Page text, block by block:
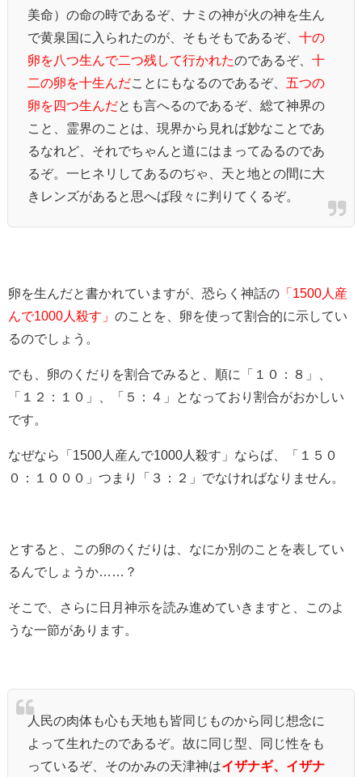
美命）の命の時であるぞ、ナミの神が火の神を生ん
で黄泉国に入られたのが、そもそもであるぞ、 十の
卵を八つ生んで二つ残して行かれたのであるぞ、 十
二の卵を十生んだ ことにもなるのであるぞ、 五つの
卵を四つ生んだとも言へるのであるぞ、総て神界の
こと、霊界のことは、現界から見れば妙なことであ
るなれど、それでちゃんと道にはまってゐるのであ
るぞ。一ヒネリしてあるのぢゃ、天と地との間に大
きレンズがあると思へば段々に判りてくるぞ。
卵を生んだと書かれていますが、恐らく神話の 「1500人産
んで1000人殺す」 のことを、卵を使って割合的に示してい
るのでしょう。
でも、卵のくだりを割合でみると、順に「１０：８」、
「１２：１０」、「５：４」となっており割合がおかしい
です。
なぜなら「1500人産んで1000人殺す」ならば、「１５０
０：１０００」つまり「３：２」でなければなりません。
とすると、この卵のくだりは、なにか別のことを表してい
るんでしょうか……？
そこで、さらに日月神示を読み進めていきますと、このよ
うな一節があります。
人民の肉体も心も天地も皆同じものから同じ想念に
よって生れたのであるぞ。故に同じ型、同じ性をも
っているぞ、そのかみの天津神はイザナギ、イザナ